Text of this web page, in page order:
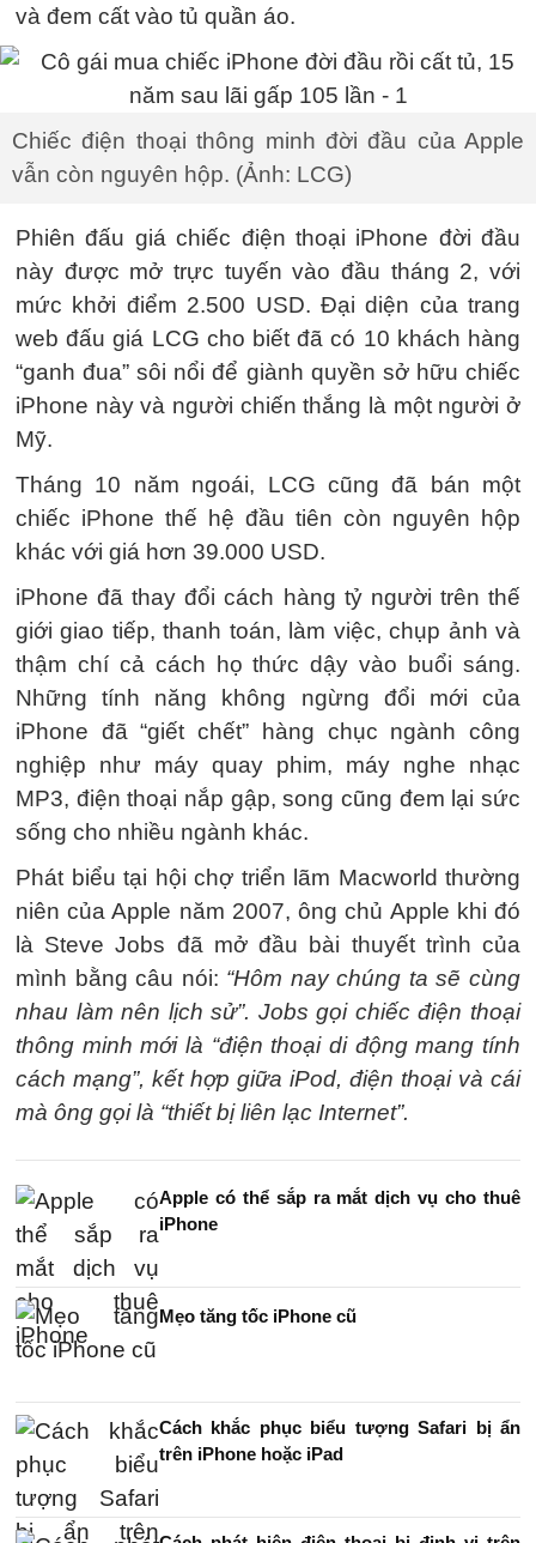
và đem cất vào tủ quần áo.
Chiếc điện thoại thông minh đời đầu của Apple
vẫn còn nguyên hộp. (Ảnh: LCG)
Phiên đấu giá chiếc điện thoại iPhone đời đầu
này được mở trực tuyến vào đầu tháng 2, với
mức khởi điểm 2.500 USD. Đại diện của trang
web đấu giá LCG cho biết đã có 10 khách hàng
“ganh đua” sôi nổi để giành quyền sở hữu chiếc
iPhone này và người chiến thắng là một người ở
Mỹ.
Tháng 10 năm ngoái, LCG cũng đã bán một
chiếc iPhone thế hệ đầu tiên còn nguyên hộp
khác với giá hơn 39.000 USD.
iPhone đã thay đổi cách hàng tỷ người trên thế
giới giao tiếp, thanh toán, làm việc, chụp ảnh và
thậm chí cả cách họ thức dậy vào buổi sáng.
Những tính năng không ngừng đổi mới của
iPhone đã “giết chết” hàng chục ngành công
nghiệp như máy quay phim, máy nghe nhạc
MP3, điện thoại nắp gập, song cũng đem lại sức
sống cho nhiều ngành khác.
Phát biểu tại hội chợ triển lãm Macworld thường
niên của Apple năm 2007, ông chủ Apple khi đó
là Steve Jobs đã mở đầu bài thuyết trình của
mình bằng câu nói: “Hôm nay chúng ta sẽ cùng
nhau làm nên lịch sử”. Jobs gọi chiếc điện thoại
thông minh mới là “điện thoại di động mang tính
cách mạng”, kết hợp giữa iPod, điện thoại và cái
mà ông gọi là “thiết bị liên lạc Internet”.
Apple có thể sắp ra mắt dịch vụ cho thuê
iPhone
Mẹo tăng tốc iPhone cũ
Cách khắc phục biểu tượng Safari bị ẩn
trên iPhone hoặc iPad